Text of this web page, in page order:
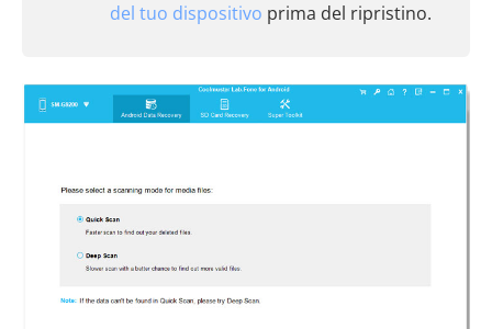
del tuo dispositivo prima del ripristino.